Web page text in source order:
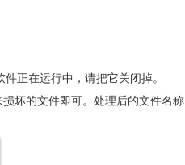
正在运行中，请把它关闭掉。
坏的文件即可。处理后的文件名称